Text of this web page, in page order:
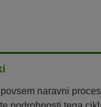
naravni